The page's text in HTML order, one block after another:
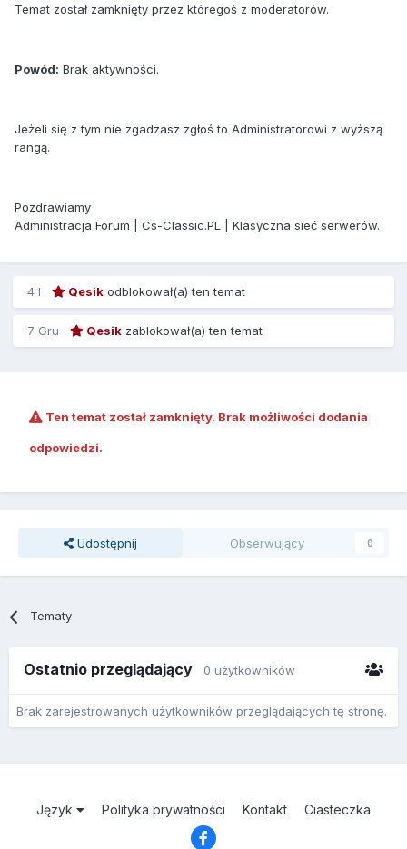
Temat został zamknięty przez któregoś z moderatorów.
Powód: Brak aktywności.
Jeżeli się z tym nie zgadzasz zgłoś to Administratorowi z wyższą
rangą.
Pozdrawiamy
Administracja Forum | Cs-Classic.PL | Klasyczna sieć serwerów.
4 l Qesik odblokował(a) ten temat
7 Gru Qesik zablokował(a) ten temat
Ten temat został zamknięty. Brak możliwości dodania
odpowiedzi.
Udostępnij Obserwujący 0
Tematy
Ostatnio przeglądający 0 użytkowników
Brak zarejestrowanych użytkowników przeglądających tę stronę.
Język Polityka prywatności Kontakt Ciasteczka